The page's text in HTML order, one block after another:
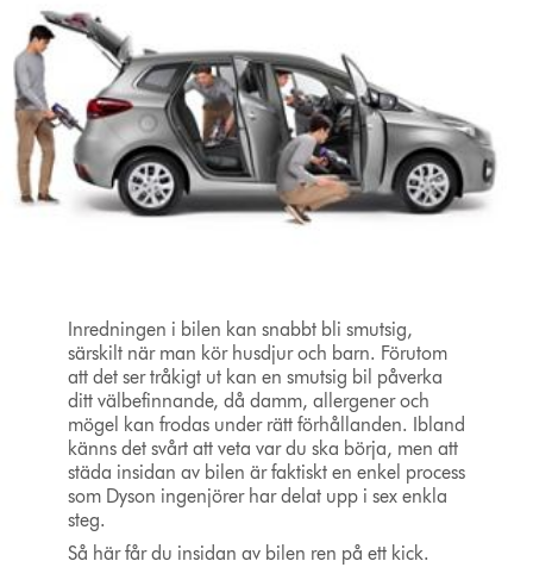
Inredningen i bilen kan snabbt bli smutsig,
särskilt när man kör husdjur och barn. Förutom
att det ser tråkigt ut kan en smutsig bil påverka
ditt välbefinnande, då damm, allergener och
mögel kan frodas under rätt förhållanden. Ibland
känns det svårt att veta var du ska börja, men att
städa insidan av bilen är faktiskt en enkel process
som Dyson ingenjörer har delat upp i sex enkla
steg.
Så här får du insidan av bilen ren på ett kick.